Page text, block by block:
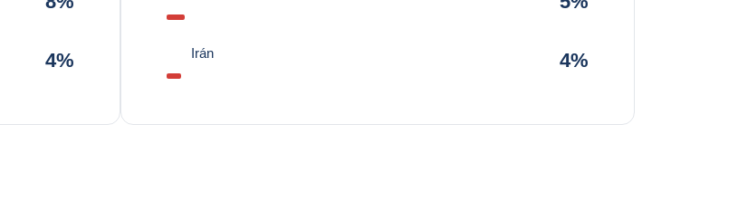
4% Irán 4%